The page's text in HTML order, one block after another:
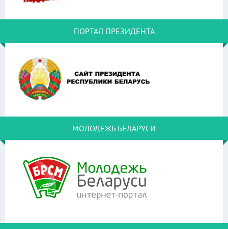
ПОРТАЛ ПРЕЗИДЕНТА
МОЛОДЕЖЬ БЕЛАРУСИ